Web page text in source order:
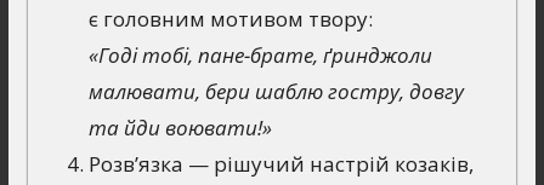
є головним мотивом твору:
«Годі тобі, пане-брате, ґринджоли
малювати, бери шаблю гостру, довгу
та йди воювати!»
Розв’язка — рішучий настрій козаків,